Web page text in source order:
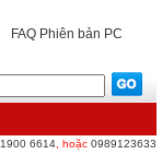
FAQ Phiên bản PC
1900 6614 , hoặc 0989123633